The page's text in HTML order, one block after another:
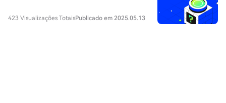
423 Visualizações TotaisPublicado em 2025.05.13